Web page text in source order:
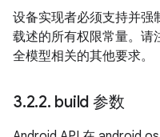
设备实现者必须支持并强
载述的所有权限常量。请
全模型相关的其他要求。
3.2.2. build 参数